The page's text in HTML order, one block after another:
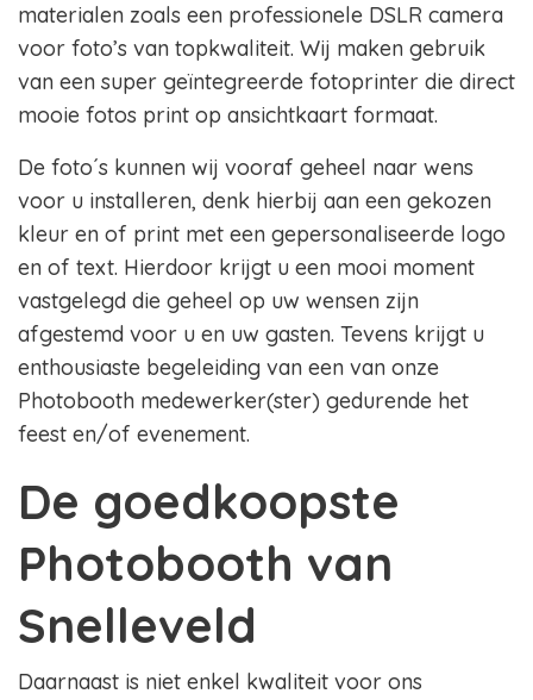
materialen zoals een professionele DSLR camera
voor foto’s van topkwaliteit. Wij maken gebruik
van een super geïntegreerde fotoprinter die direct
mooie fotos print op ansichtkaart formaat.
De foto´s kunnen wij vooraf geheel naar wens
voor u installeren, denk hierbij aan een gekozen
kleur en of print met een gepersonaliseerde logo
en of text. Hierdoor krijgt u een mooi moment
vastgelegd die geheel op uw wensen zijn
afgestemd voor u en uw gasten. Tevens krijgt u
enthousiaste begeleiding van een van onze
Photobooth medewerker(ster) gedurende het
feest en/of evenement.
De goedkoopste
Photobooth van
Snelleveld
Daarnaast is niet enkel kwaliteit voor ons